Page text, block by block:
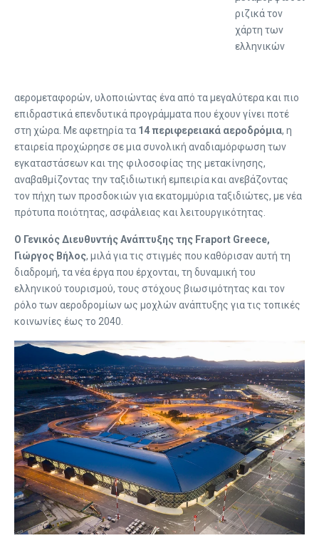
ριζικά τον
χάρτη των
ελληνικών
αερομεταφορών, υλοποιώντας ένα από τα μεγαλύτερα και πιο
επιδραστικά επενδυτικά προγράμματα που έχουν γίνει ποτέ
στη χώρα. Με αφετηρία τα 14 περιφερειακά αεροδρόμια, η
εταιρεία προχώρησε σε μια συνολική αναδιαμόρφωση των
εγκαταστάσεων και της φιλοσοφίας της μετακίνησης,
αναβαθμίζοντας την ταξιδιωτική εμπειρία και ανεβάζοντας
τον πήχη των προσδοκιών για εκατομμύρια ταξιδιώτες, με νέα
πρότυπα ποιότητας, ασφάλειας και λειτουργικότητας.
Ο Γενικός Διευθυντής Ανάπτυξης της Fraport Greece,
Γιώργος Βήλος, μιλά για τις στιγμές που καθόρισαν αυτή τη
διαδρομή, τα νέα έργα που έρχονται, τη δυναμική του
ελληνικού τουρισμού, τους στόχους βιωσιμότητας και τον
ρόλο των αεροδρομίων ως μοχλών ανάπτυξης για τις τοπικές
κοινωνίες έως το 2040.